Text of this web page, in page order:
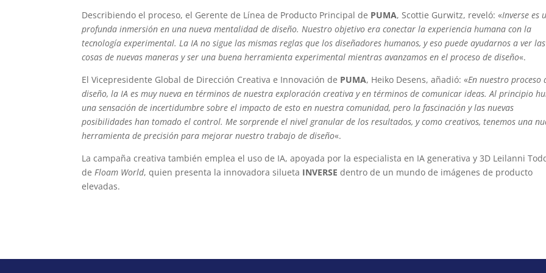
Describiendo el proceso, el Gerente de Línea de Producto Principal de PUMA, Scottie Gurwitz, reveló: «Inverse es
profunda inmersión en una nueva mentalidad de diseño. Nuestro objetivo era conectar la experiencia humana con la
tecnología experimental. La IA no sigue las mismas reglas que los diseñadores humanos, y eso puede ayudarnos a ver las
cosas de nuevas maneras y ser una buena herramienta experimental mientras avanzamos en el proceso de diseño«.
El Vicepresidente Global de Dirección Creativa e Innovación de PUMA, Heiko Desens, añadió: «En nuestro proceso
diseño, la IA es muy nueva en términos de nuestra exploración creativa y en términos de comunicar ideas. Al principio
una sensación de incertidumbre sobre el impacto de esto en nuestra comunidad, pero la fascinación y las nuevas
posibilidades han tomado el control. Me sorprende el nivel granular de los resultados, y como creativos, tenemos una
herramienta de precisión para mejorar nuestro trabajo de diseño«.
La campaña creativa también emplea el uso de IA, apoyada por la especialista en IA generativa y 3D Leilanni
deFloam World, quien presenta la innovadora silueta INVERSE dentro de un mundo de imágenes de producto
elevadas.